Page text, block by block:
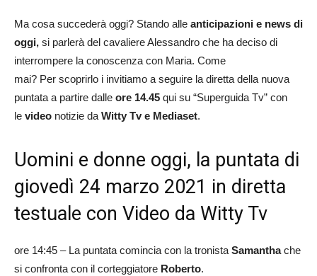
Ma cosa succederà oggi? Stando alle anticipazioni e news di
oggi, si parlerà del cavaliere Alessandro che ha deciso di
interrompere la conoscenza con Maria. Come
mai? Per scoprirlo i invitiamo a seguire la diretta della nuova
puntata a partire dalle ore 14.45 qui su “Superguida Tv” con
le video notizie da Witty Tv e Mediaset.
Uomini e donne oggi, la puntata di
giovedì 24 marzo 2021 in diretta
testuale con Video da Witty Tv
ore 14:45 – La puntata comincia con la tronista Samanthache
si confronta con il corteggiatore Roberto.